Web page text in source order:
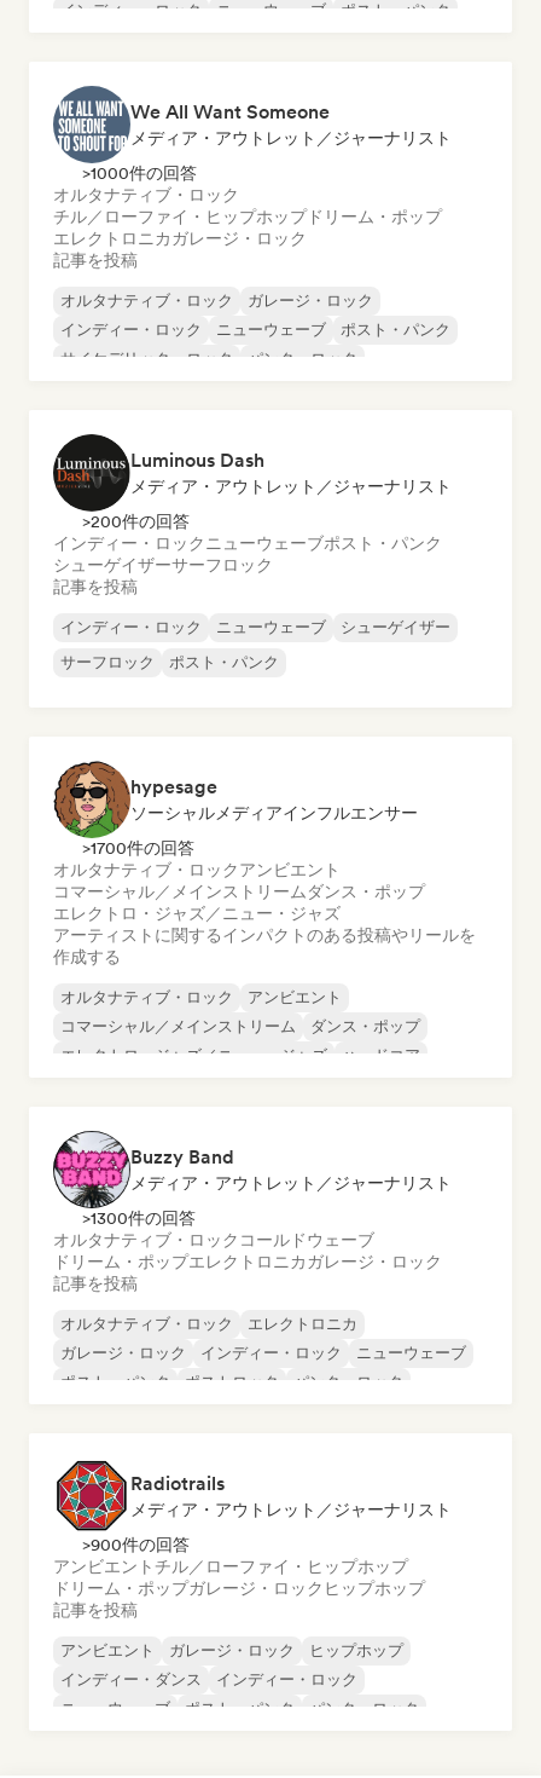
インディー・ロック
ニューウェーブ
ポスト・パンク
We All Want Someone
メディア・アウトレット／ジャーナリスト
>1000件の回答
オルタナティブ・ロック
チル／ローファイ・ヒップホップドリーム・ポップ
エレクトロニカガレージ・ロック
記事を投稿
オルタナティブ・ロック
ガレージ・ロック
インディー・ロック
ニューウェーブ
ポスト・パンク
サイケデリック・ロック
パンク・ロック
Luminous Dash
メディア・アウトレット／ジャーナリスト
>200件の回答
インディー・ロック ニューウェーブポスト・パンク
シューゲイザーサーフロック
記事を投稿
インディー・ロック ニューウェーブ
シューゲイザー
サーフロック
ポスト・パンク
hypesage
ソーシャルメディアインフルエンサー
>1700件の回答
オルタナティブ・ロックアンビエント
コマーシャル／メインストリーム ダンス・ポップ
エレクトロ・ジャズ／ニュー・ジャズ
アーティストに関するインパクトのある投稿やリールを
作成する
オルタナティブ・ロック
アンビエント
コマーシャル／メインストリーム
ダンス・ポップ
エレクトロ・ジャズ／ニュー・ジャズ
ハードコア
Buzzy Band
メディア・アウトレット／ジャーナリスト
>1300件の回答
オルタナティブ・ロック コールドウェーブ
ドリーム・ポップエレクトロニカガレージ・ロック
記事を投稿
オルタナティブ・ロック
エレクトロニカ
ガレージ・ロック
インディー・ロック
ニューウェーブ
ポスト・パンク
ポストロック パンク・ロック
Radiotrails
メディア・アウトレット／ジャーナリスト
>900件の回答
アンビエント チル／ローファイ・ヒップホップ
ドリーム・ポップガレージ・ロック ヒップホップ
記事を投稿
アンビエント ガレージ・ロック
ヒップホップ
インディー・ダンス
インディー・ロック
ニューウェーブ
ポスト・パンク パンク・ロック